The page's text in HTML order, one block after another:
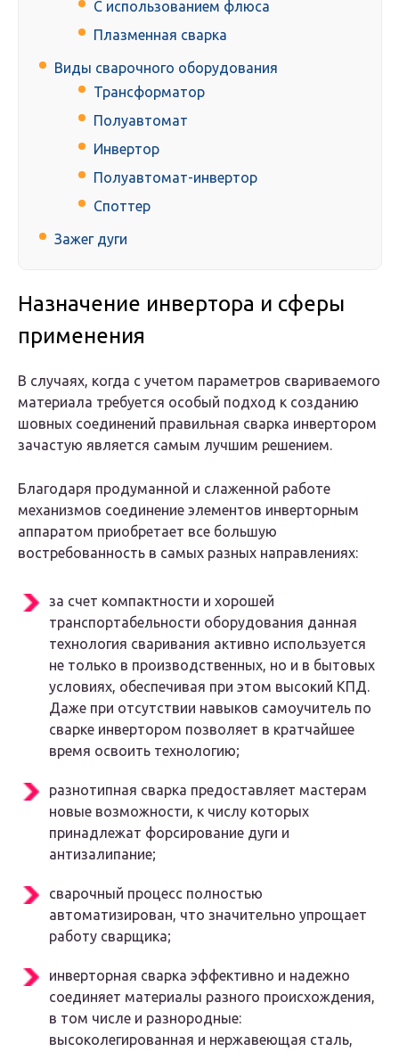
С использованием флюса
Плазменная сварка
Виды сварочного оборудования
Трансформатор
Полуавтомат
Инвертор
Полуавтомат-инвертор
Споттер
Зажег дуги
Назначение инвертора и сферы
применения
В случаях, когда с учетом параметров свариваемого
материала требуется особый подход к созданию
шовных соединений правильная сварка инвертором
зачастую является самым лучшим решением.
Благодаря продуманной и слаженной работе
механизмов соединение элементов инверторным
аппаратом приобретает все большую
востребованность в самых разных направлениях:
за счет компактности и хорошей
транспортабельности оборудования данная
технология сваривания активно используется
не только в производственных, но и в бытовых
условиях, обеспечивая при этом высокий КПД.
Даже при отсутствии навыков самоучитель по
сварке инвертором позволяет в кратчайшее
время освоить технологию;
разнотипная сварка предоставляет мастерам
новые возможности, к числу которых
принадлежат форсирование дуги и
антизалипание;
сварочный процесс полностью
автоматизирован, что значительно упрощает
работу сварщика;
инверторная сварка эффективно и надежно
соединяет материалы разного происхождения,
в том числе и разнородные:
высоколегированная и нержавеющая сталь,